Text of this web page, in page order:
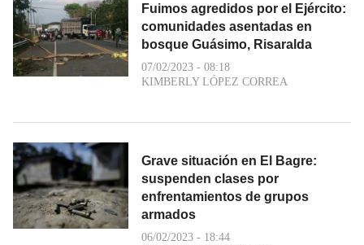
Fuimos agredidos por el Ejército:
comunidades asentadas en
bosque Guásimo, Risaralda
07/02/2023 - 08:18
KIMBERLY LÓPEZ CORREA
Grave situación en El Bagre:
suspenden clases por
enfrentamientos de grupos
armados
06/02/2023 - 18:44